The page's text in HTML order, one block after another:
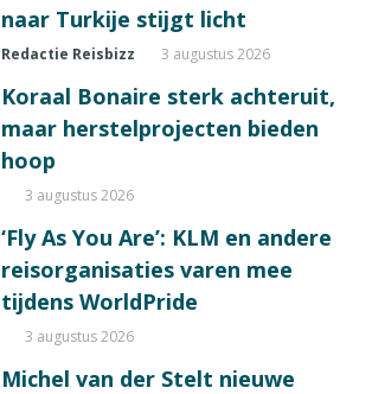
naar Turkije stijgt licht
Redactie Reisbizz 3 augustus 2026
Koraal Bonaire sterk achteruit,
maar herstelprojecten bieden
hoop
3 augustus 2026
‘Fly As You Are’: KLM en andere
reisorganisaties varen mee
tijdens WorldPride
3 augustus 2026
Michel van der Stelt nieuwe